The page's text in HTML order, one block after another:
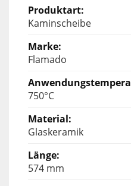
Kaminscheibe
Flamado
750°C
Glaskeramik
574 mm